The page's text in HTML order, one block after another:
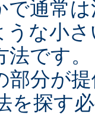
で通常
うな小
法です
部分が
を探す